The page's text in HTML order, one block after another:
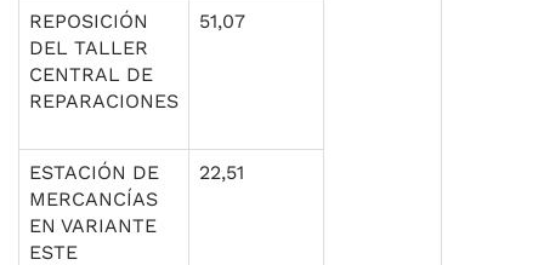
REPOSICIÓN
DEL TALLER
CENTRAL DE
REPARACIONES
51,07
ESTACIÓN DE
MERCANCÍAS
EN VARIANTE
ESTE
22,51